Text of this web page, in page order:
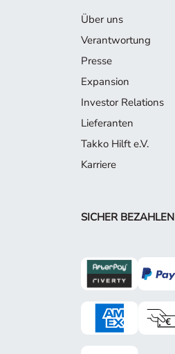
Über uns
Verantwortung
Presse
Expansion
Investor Relations
Lieferanten
Takko Hilft e.V.
Karriere
SICHER BEZAHLEN